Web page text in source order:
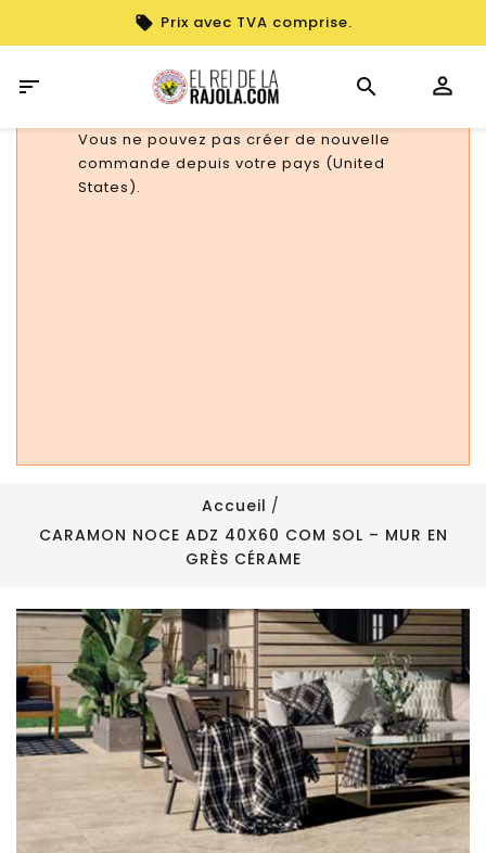
Prix avec TVA comprise.

Vous ne pouvez pas créer de nouvelle
commande depuis votre pays (United
States).
Accueil
CARAMON NOCE ADZ 40X60 COM SOL – MUR EN
GRÈS CÉRAME